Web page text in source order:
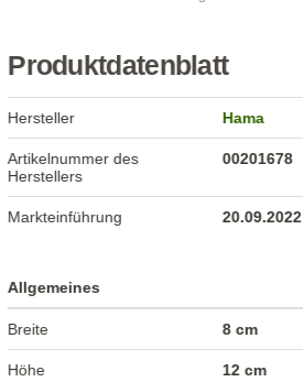
Produktdatenblatt
Hersteller Hama
Artikelnummer des
Herstellers
00201678
Markteinführung 20.09.2022
Allgemeines
Breite 8 cm
Höhe 12 cm